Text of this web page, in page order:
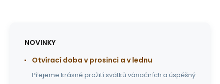
NOVINKY
Otvírací doba v prosinci a v lednu
Přejeme krásné prožití svátků vánočních a úspěšný